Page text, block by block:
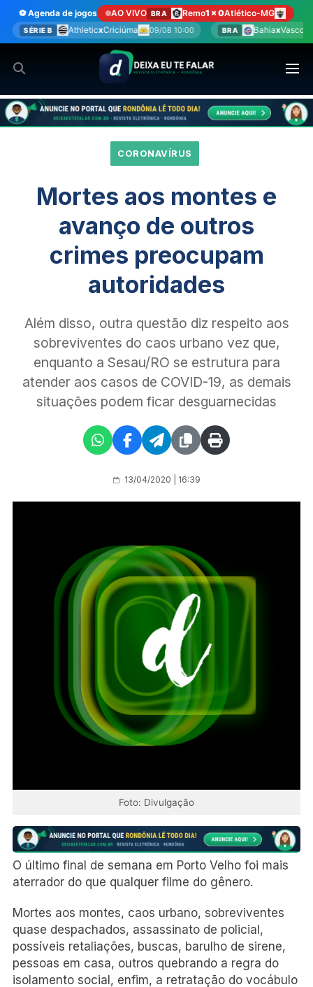
para
o
⚽ Agenda de jogos AO VIVO BRA Remo1 x 0Atlético-MG
Criciúma
09/08 10:00 BRA Bahia xVasco 09/08 15:00 BRA
CORONAVÍRUS
Mortes aos montes e
avanço de outros
crimes preocupam
autoridades
Além disso, outra questão diz respeito aos
sobreviventes do caos urbano vez que,
enquanto a Sesau/RO se estrutura para
atender aos casos de COVID-19, as demais
situações podem ficar desguarnecidas
13/04/2020 | 16:39
Foto: Divulgação
O último final de semana em Porto Velho foi mais
aterrador do que qualquer filme do gênero.
Mortes aos montes, caos urbano, sobreviventes
quase despachados, assassinato de policial,
possíveis retaliações, buscas, barulho de sirene,
pessoas em casa, outros quebrando a regra do
isolamento social, enfim, a retratação do vocábulo